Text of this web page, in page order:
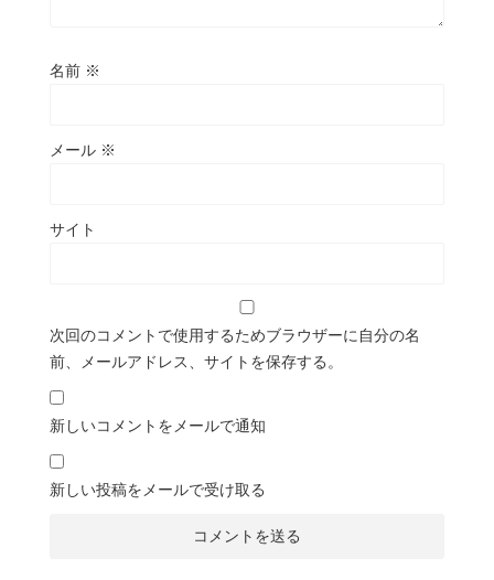
名前 ※
メール ※
サイト
次回のコメントで使用するためブラウザーに自分の名
前、メールアドレス、サイトを保存する。
新しいコメントをメールで通知
新しい投稿をメールで受け取る